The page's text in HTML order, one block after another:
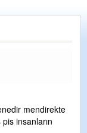
Ben İbrahim
YIL ÖNCE ALKAYA